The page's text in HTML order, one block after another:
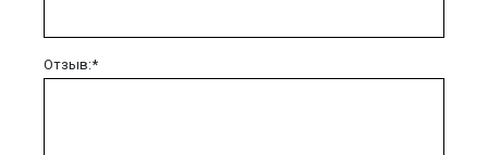
Отзыв:*